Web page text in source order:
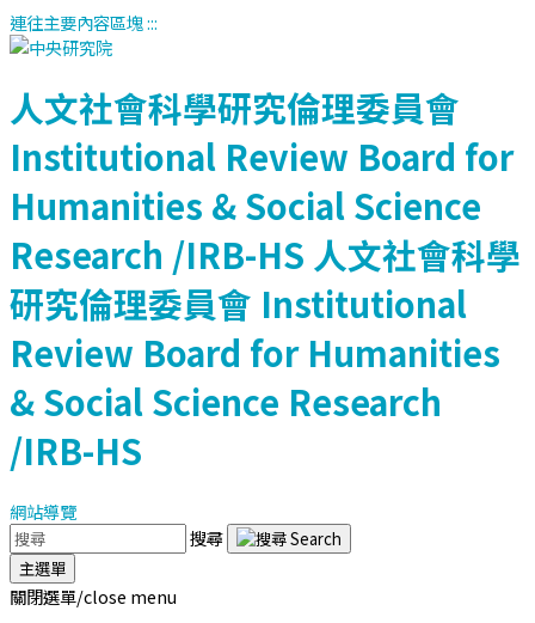
連往主要內容區塊:::
人文社會科學研究倫理委員會
Institutional Review Board for
Humanities & Social Science
Research /IRB-HS 人文社會科學
研究倫理委員會 Institutional
Review Board for Humanities
& Social Science Research
/IRB-HS
網站導覽
搜尋
主選單
關閉選單/close menu